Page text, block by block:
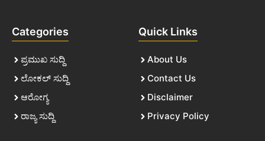
Categories
ಪ್ರಮುಖ ಸುದ್ದಿ
ಲೋಕಲ್ ಸುದ್ದಿ
ಆರೋಗ್ಯ
ರಾಜ್ಯ ಸುದ್ದಿ
Quick Links
About Us
Contact Us
Disclaimer
Privacy Policy